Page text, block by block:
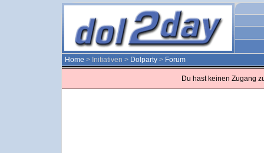
Home > Initiativen > Dolparty > Forum
Du hast keinen Zugang